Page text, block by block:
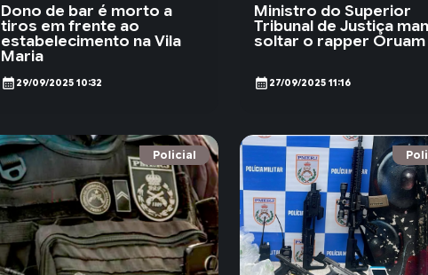
Dono de bar é morto a
tiros em frente ao
estabelecimento na Vila
Maria
calendar_month 29/09/2025 10:32
Ministro do Superior
Tribunal de Justiça
soltar o rapper Oruam
calendar_month 27/09/2025 11:16
Policial